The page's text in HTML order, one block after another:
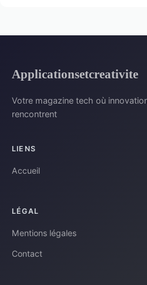
Applicationsetcreativite
Votre magazine tech où
rencontrent
LIENS
Accueil
LÉGAL
Mentions légales
Contact